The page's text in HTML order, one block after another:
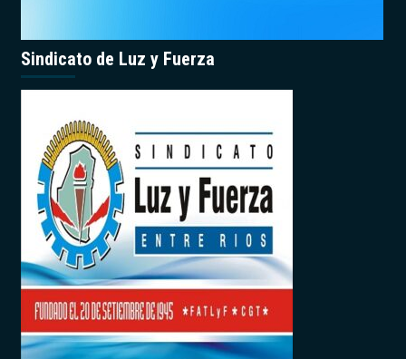
Sindicato de Luz y Fuerza